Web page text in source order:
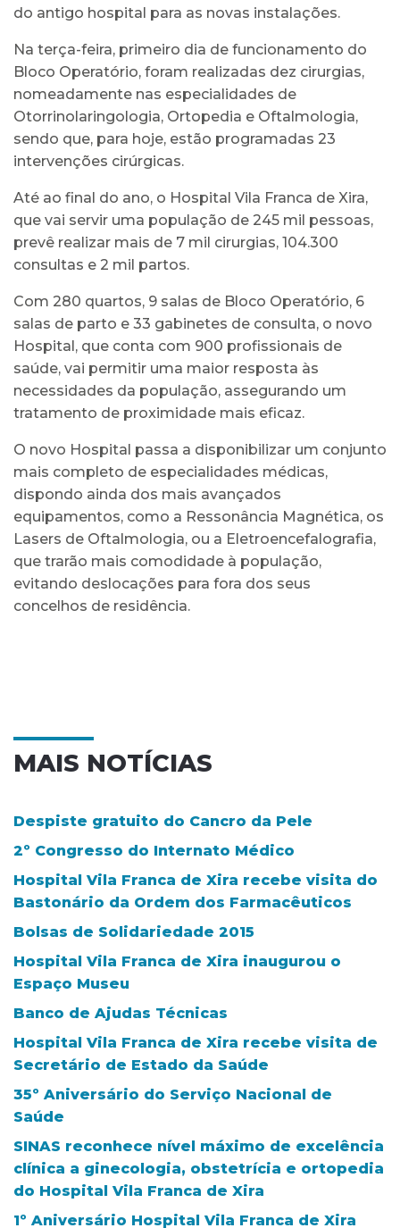
do antigo hospital para as novas instalações.
Na terça-feira, primeiro dia de funcionamento do
Bloco Operatório, foram realizadas dez cirurgias,
nomeadamente nas especialidades de
Otorrinolaringologia, Ortopedia e Oftalmologia,
sendo que, para hoje, estão programadas 23
intervenções cirúrgicas.
Até ao final do ano, o Hospital Vila Franca de Xira,
que vai servir uma população de 245 mil pessoas,
prevê realizar mais de 7 mil cirurgias, 104.300
consultas e 2 mil partos.
Com 280 quartos, 9 salas de Bloco Operatório, 6
salas de parto e 33 gabinetes de consulta, o novo
Hospital, que conta com 900 profissionais de
saúde, vai permitir uma maior resposta às
necessidades da população, assegurando um
tratamento de proximidade mais eficaz.
O novo Hospital passa a disponibilizar um conjunto
mais completo de especialidades médicas,
dispondo ainda dos mais avançados
equipamentos, como a Ressonância Magnética, os
Lasers de Oftalmologia, ou a Eletroencefalografia,
que trarão mais comodidade à população,
evitando deslocações para fora dos seus
concelhos de residência.
MAIS NOTÍCIAS
Despiste gratuito do Cancro da Pele
2º Congresso do Internato Médico
Hospital Vila Franca de Xira recebe visita do
Bastonário da Ordem dos Farmacêuticos
Bolsas de Solidariedade 2015
Hospital Vila Franca de Xira inaugurou o
Espaço Museu
Banco de Ajudas Técnicas
Hospital Vila Franca de Xira recebe visita de
Secretário de Estado da Saúde
35º Aniversário do Serviço Nacional de
Saúde
SINAS reconhece nível máximo de excelência
clínica a ginecologia, obstetrícia e ortopedia
do Hospital Vila Franca de Xira
1º Aniversário Hospital Vila Franca de Xira